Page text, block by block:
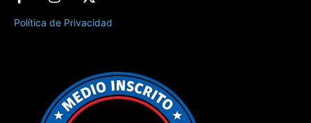
Política de Privacidad